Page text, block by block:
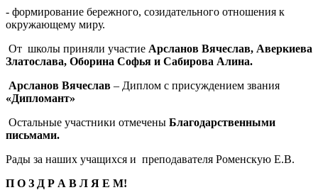
- формирование бережного, созидательного отношения к
окружающему миру.
От школы приняли участие Арсланов Вячеслав, Аверкиева
Златослава, Оборина Софья и Сабирова Алина.
Арсланов Вячеслав – Диплом с присуждением звания
«Дипломант»
Остальные участники отмечены Благодарственными
письмами.
Рады за наших учащихся и преподавателя Роменскую Е.В.
П О З Д Р А В Л Я Е М!